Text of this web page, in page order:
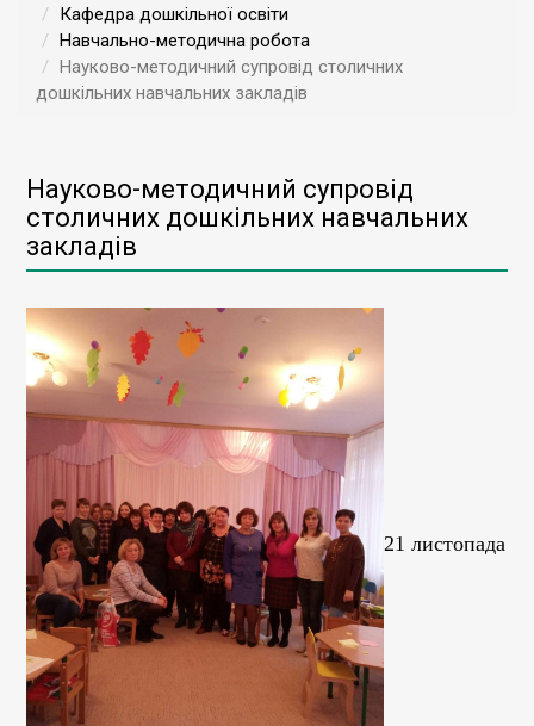
Кафедра дошкільної освіти
Навчально-методична робота
Науково-методичний супровід столичних
дошкільних навчальних закладів
Науково-методичний супровід
столичних дошкільних навчальних
закладів
21 листопада